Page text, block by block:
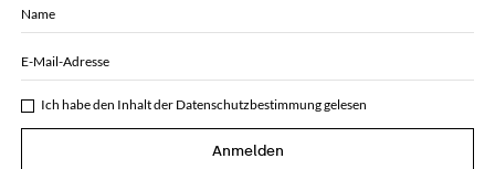
Name
E-Mail-Adresse
Ich habe den Inhalt der Datenschutzbestimmunggelesen
Anmelden